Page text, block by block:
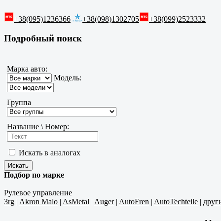
+38(095)1236366 +38(098)1302705 +38(099)2523332
Подробный поиск
Марка авто:
Модель:
Группа
Название \ Номер:
Искать в аналогах
Подбор по марке
Рулевое управление
3rg | Akron Malo | AsMetal | Auger| AutoFren | AutoTechteile |